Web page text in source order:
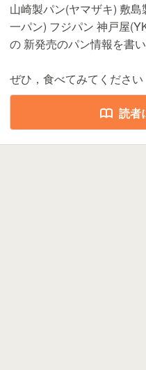
山崎製パン(ヤマザキ) 敷
一パン) フジパン 神戸屋
の 新発売のパン情報を書
ぜひ，食べてみてください
読者